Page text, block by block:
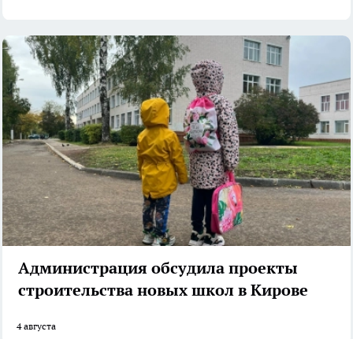
Администрация обсудила проекты
строительства новых школ в Кирове
4 августа